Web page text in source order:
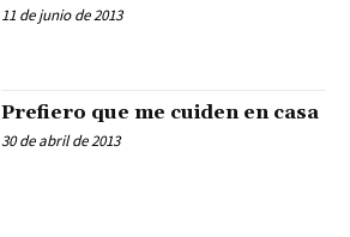
11 de junio de 2013
Prefiero que me cuiden en casa
30 de abril de 2013